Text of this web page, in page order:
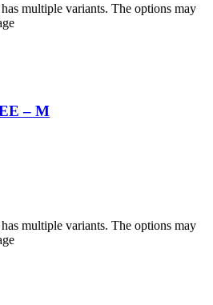
multiple variants. The options may
– M
multiple variants. The options may